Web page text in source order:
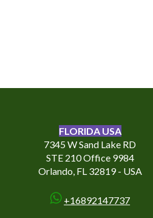
FLORIDA USA
7345 W Sand Lake RD
STE 210 Office 9984
Orlando, FL 32819 - USA
+16892147737